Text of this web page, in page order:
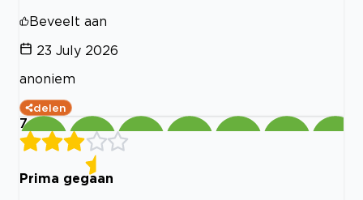
Beveelt aan
23 July 2026
anoniem
delen
7
Prima gegaan